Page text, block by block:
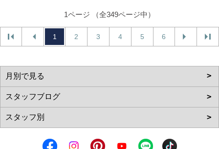
1ページ （全349ページ中）
1 2 3 4 5 6